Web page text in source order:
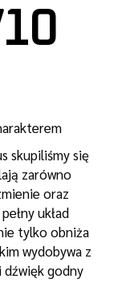
skupiliśmy się
zarówno
oraz
układ
tylko obniża
wydobywa z
dźwięk godny